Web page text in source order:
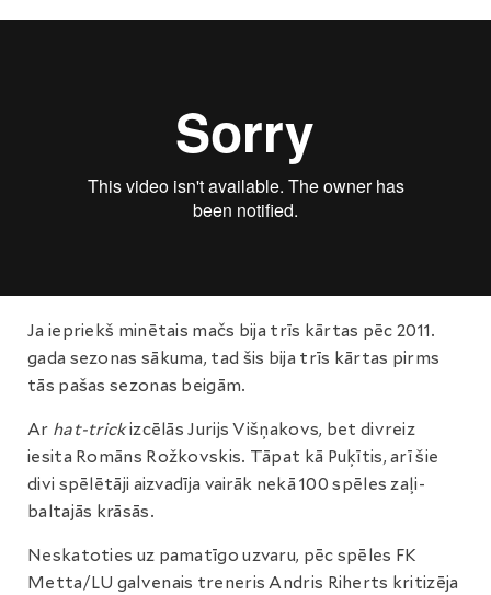
Ja iepriekš minētais mačs bija trīs kārtas pēc 2011.
gada sezonas sākuma, tad šis bija trīs kārtas pirms
tās pašas sezonas beigām.
Ar hat-trickizcēlās Jurijs Višņakovs, bet divreiz
iesita Romāns Rožkovskis. Tāpat kā Puķītis, arī šie
divi spēlētāji aizvadīja vairāk nekā 100 spēles zaļi-
baltajās krāsās.
Neskatoties uz pamatīgo uzvaru, pēc spēles FK
Metta/LU galvenais treneris Andris Riherts kritizēja